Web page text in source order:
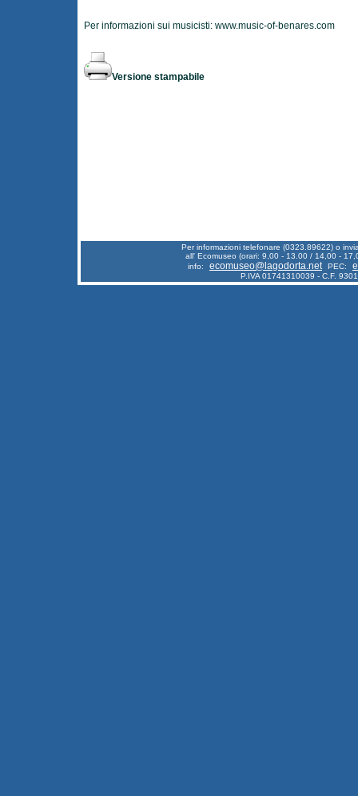
Per informazioni sui musicisti: www.music-of-benares.com
Versione stampabile
Per informazioni telefonare (0323.89622) o
all' Ecomuseo (orari: 9,00 - 13.00 / 14,00 -
info:
ecomuseo@lagodorta.net PEC:
P.IVA 01741310039 - C.F.